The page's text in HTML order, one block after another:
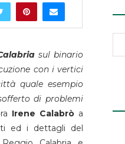
sul binario
con i vertici
quale esempio
di problemi
Irene Calabrò a
ed i dettagli del